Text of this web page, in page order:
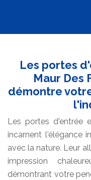
Les portes
Maur Des
démontre
Les portes d'entrée
incarnent l'élégance
avec la nature. Leur
impression
démontrant votre